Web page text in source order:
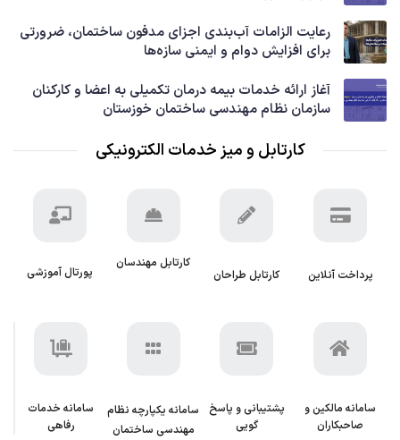
رعایت الزامات آب‌بندی اجزای مدفون ساختمان، ضرورتی
برای افزایش دوام و ایمنی سازه‌ها
آغاز ارائه خدمات بیمه درمان تکمیلی به اعضا و کارکنان
سازمان نظام مهندسی ساختمان خوزستان
کارتابل و میز خدمات الکترونیکی
پرداخت آنلاین کارتابل طراحان
کارتابل مهندسان
پورتال آموزشی
سامانه مالکین و
صاحبکاران
پشتیبانی و پاسخ
گویی
سامانه یکپارچه نظام
مهندسی ساختمان
سامانه خدمات
رفاهی